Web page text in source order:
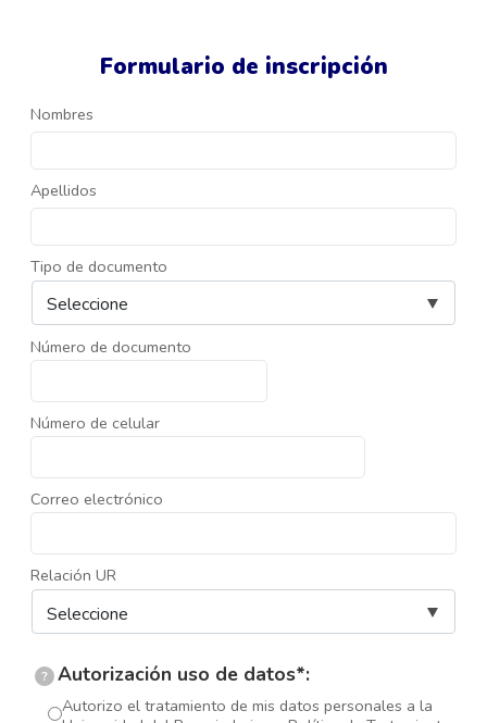
Formulario de inscripción
Nombres
Apellidos
Tipo de documento
Número de documento
Número de celular
Correo electrónico
Relación UR
? Autorización uso de datos*:
Autorizo el tratamiento de mis datos personales a la